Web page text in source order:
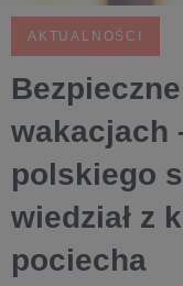
AKTUALNOŚCI
wakacjach
polskiego
wiedział z
pociecha